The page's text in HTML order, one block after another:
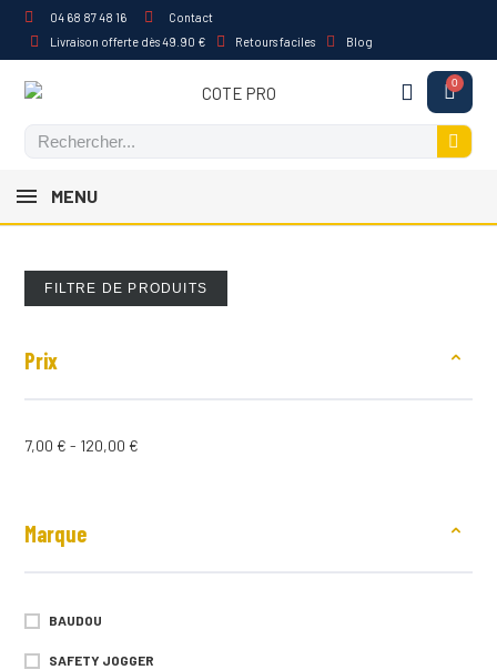
04 68 87 48 16
Contact
Livraison offerte dès 49.90 €
Retours faciles Blog
MENU
FILTRE DE PRODUITS
Prix
7,00 € - 120,00 €
Marque
BAUDOU
SAFETY JOGGER